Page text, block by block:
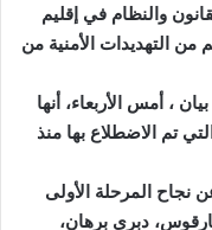
والنظام في إقليم
من التهديدات الأمنية من
، أمس الأربعاء، أنها
تم الاضطلاع بها منذ
نجاح المرحلة الأولى
دبرى برهان،